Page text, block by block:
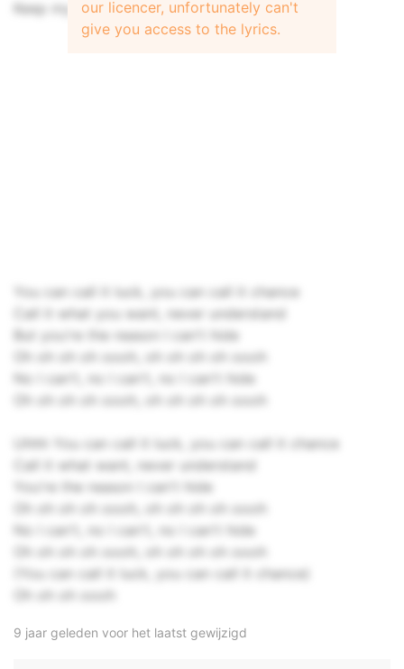
Keep my head down, slowing me down
You can call it luck, you can call it chance
Call it what you want, never understand
But you're the reason I can't hide
Oh oh oh oh oooh, oh oh oh oh oooh
No I can't, no I can't, no I can't hide
Oh oh oh oh oooh, oh oh oh oh oooh
Uhhh You can call it luck, you can call it chance
Call it what want, never understand
You're the reason I can't hide
Oh oh oh oh oooh, oh oh oh oh oooh
No I can't, no I can't, no I can't hide
Oh oh oh oh oooh, oh oh oh oh oooh
(You can call it luck, you can call it chance)
Oh oh oh oooh
our licencer, unfortunately can't
give you access to the lyrics.
9 jaar geleden voor het laatst gewijzigd